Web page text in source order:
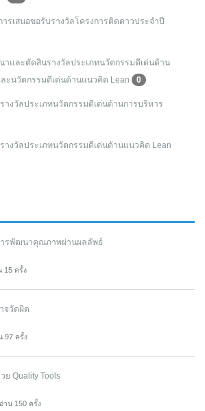
ารเสนอขอรับรางวัลโครงการติดดาวประจำปี
าและตัดสินรางวัลประเภทนวัตกรรมดีเด่นด้าน
ะนวัตกรรมดีเด่นด้านแนวคิด Lean
0
างวัลประเภทนวัตกรรมดีเด่นด้านการบริหาร
างวัลประเภทนวัตกรรมดีเด่นด้านแนวคิด Lean
ารพัฒนาคุณภาพผ่านผลลัพธ์
15 ครั้ง
จวัดผิด
97 ครั้ง
ย Quality Tools
อ่าน 150 ครั้ง